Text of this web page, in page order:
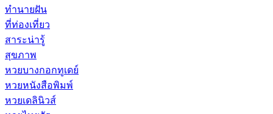
ทำนายฝัน
ที่ท่องเที่ยว
สาระน่ารู้
สุขภาพ
หวยบางกอกทูเดย์
หวยหนังสือพิมพ์
หวยเดลินิวส์